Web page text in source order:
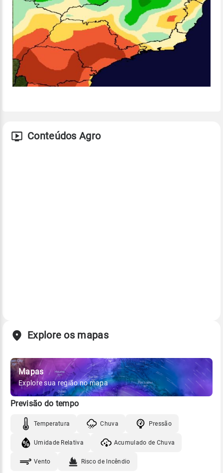
Conteúdos Agro
Explore os mapas
Mapas
Explore sua região no mapa
Previsão do tempo
Temperatura Chuva Pressão
Umidade Relativa Acumulado de Chuva
Vento Risco de Incêndio